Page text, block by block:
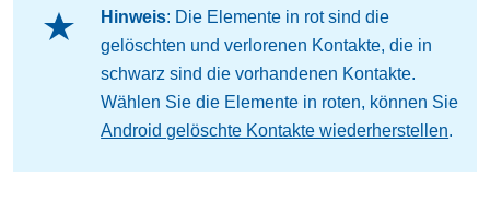
Hinweis: Die Elemente in rot sind die
gelöschten und verlorenen Kontakte, die in
schwarz sind die vorhandenen Kontakte.
Wählen Sie die Elemente in roten, können Sie
Android gelöschte Kontakte wiederherstellen.